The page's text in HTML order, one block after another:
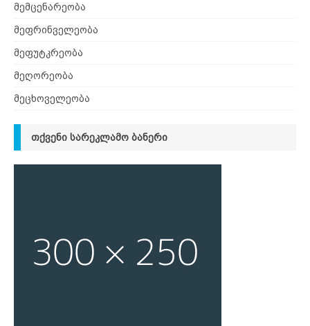
მემცენარეობა
მეფრინველეობა
მეფუტკრეობა
მეღორეობა
მეცხოველეობა
ᲗᲥᲕᲔᲜᲘ ᲡᲐᲠᲔᲙᲚᲐᲛᲝ ᲑᲐᲜᲔᲠᲘ